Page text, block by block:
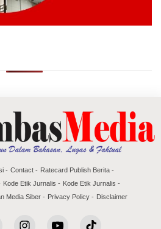
Contact
Ratecard Publish Berita
Kode Etik Jurnalis
Kode Etik Jurnalis
Media Siber Privacy Policy Disclaimer